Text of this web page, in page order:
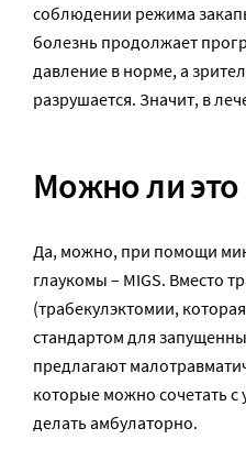
соблюдении режима
болезнь продолжает
давление в норме, а
разрушается. Значит, в
Можно ли это
Да, можно, при помощи
глаукомы – MIGS. Вместо
(трабекулэктомии,
стандартом для
предлагают
которые можно сочетать с
делать амбулаторно.